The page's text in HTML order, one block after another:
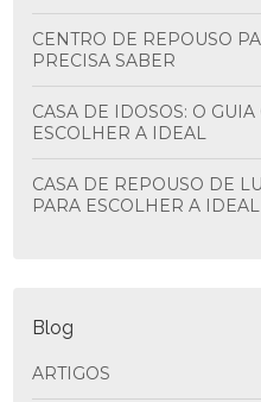
CENTRO DE REPOUSO PARA IDOSOS: O QUE VOCÊ
PRECISA SABER
CASA DE IDOSOS: O GUIA COMPLETO PARA
ESCOLHER A IDEAL
CASA DE REPOUSO DE LUXO: O GUIA COMPLETO
PARA ESCOLHER A IDEAL
Blog
ARTIGOS